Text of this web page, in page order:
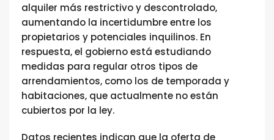
alquiler más restrictivo y descontrolado,
aumentando la incertidumbre entre los
propietarios y potenciales inquilinos. En
respuesta, el gobierno está estudiando
medidas para regular otros tipos de
arrendamientos, como los de temporada y
habitaciones, que actualmente no están
cubiertos por la ley.
Datos recientes indican que la oferta de